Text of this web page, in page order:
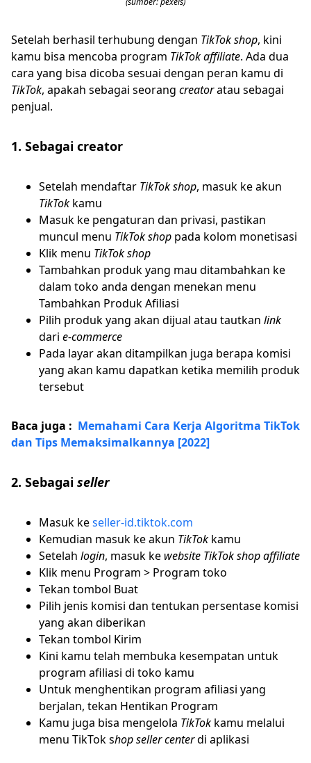
Setelah berhasil terhubung dengan TikTok shop, kini
kamu bisa mencoba program TikTok affiliate. Ada dua
cara yang bisa dicoba sesuai dengan peran kamu di
TikTok, apakah sebagai seorang creatoratau sebagai
penjual.
1. Sebagai creator
Setelah mendaftar TikTok shop, masuk ke akun
TikTok kamu
Masuk ke pengaturan dan privasi, pastikan
muncul menu TikTok shop pada kolom monetisasi
Klik menu TikTok shop
Tambahkan produk yang mau ditambahkan ke
dalam toko anda dengan menekan menu
Tambahkan Produk Afiliasi
Pilih produk yang akan dijual atau tautkan link
dari e-commerce
Pada layar akan ditampilkan juga berapa komisi
yang akan kamu dapatkan ketika memilih produk
tersebut
Baca juga : Memahami Cara Kerja Algoritma TikTok
dan Tips Memaksimalkannya [2022]
2. Sebagai seller
Masuk keseller-id.tiktok.com
Kemudian masuk ke akun TikTok kamu
Setelah login, masuk ke website TikTok shop affiliate
Klik menu Program > Program toko
Tekan tombol Buat
Pilih jenis komisi dan tentukan persentase komisi
yang akan diberikan
Tekan tombol Kirim
Kini kamu telah membuka kesempatan untuk
program afiliasi di toko kamu
Untuk menghentikan program afiliasi yang
berjalan, tekan Hentikan Program
Kamu juga bisa mengelola TikTok kamu melalui
menu TikTok shop seller centerdi aplikasi